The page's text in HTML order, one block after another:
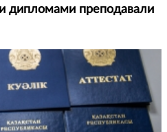
дипломами преподавали